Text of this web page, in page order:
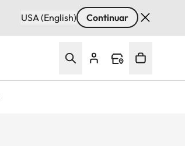
USA (English) Continuar